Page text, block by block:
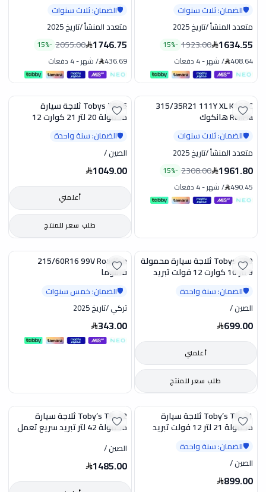
🛡️الضمان: ثلاث سنوات
متعدد المنشأ/تاريخ 2025
1634.55
1923.00
-
15%
408.64
/شهر-4 دفعات
🛡️الضمان: ثلاث سنوات
متعدد المنشأ/تاريخ 2025
1746.75
2055.00
-
15%
436.69
/شهر-4 دفعات
تخفيض315/35R21 111Y XL K127C
RunFla هانكوك
🛡️الضمان: ثلاث سنوات
متعدد المنشأ/تاريخ 2025
1961.80
2308.00
-
15%
490.45
/شهر-4 دفعات
Tobys TR15 ثلاجة سيارة
محمولة 20 لتر 21 كوارت 12
240 فولت ايه سي مناسبة
والقوارب
🛡️الضمان: سنة واحدة
الصين/
1049.00
أعلمني
طلب سعر للمنتج
Tobys TR9 ثلاجة سيارة محمولة
9 لتر 10 كوارت 12 فولت تبريد
دي سي مناسبة للتخييم والرحلات
🛡️الضمان: سنة واحدة
الصين/
699.00
أعلمني
طلب سعر للمنتج
215/60R16 99V Roadfun
فانتوما
🛡️الضمان: خمس سنوات
تركي/تاريخ 2025
343.00
Toby’s TR-21 ثلاجة سيارة
محمولة 21 لتر 12 فولت تبريد
تعمل على 12 و24 فولت مناسبة
للتخييم والرحلات
🛡️الضمان: سنة واحدة
الصين/
899.00
Toby’s TR-42 ثلاجة سيارة
محمولة 42 لتر تبريد سريع تعمل
على 12 و24 فولت فريزر وثلاجة
والشاحنات والقوارب
الصين/
1485.00